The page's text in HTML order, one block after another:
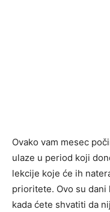
Ovako vam mesec
ulaze u period koji
lekcije koje će ih
prioritete. Ovo su dani
kada ćete shvatiti da